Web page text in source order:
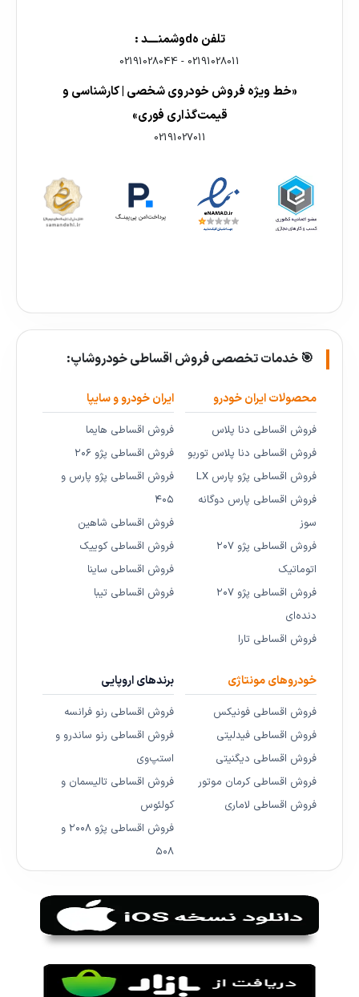
تلفن هdوشمنــــد :
02191028011
-
02191028044
«خط ویژه فروش خودروی شخصی | کارشناسی و
قیمت‌گذاری فوری»
02191027011
🎯 خدمات تخصصی فروش اقساطی خودروشاپ:
محصولات ایران خودرو
فروش اقساطی دنا پلاس
فروش اقساطی دنا پلاس توربو
فروش اقساطی پژو پارس LX
فروش اقساطی پارس دوگانه
سوز
فروش اقساطی پژو ۲۰۷
اتوماتیک
فروش اقساطی پژو ۲۰۷
دنده‌ای
فروش اقساطی تارا
ایران خودرو و سایپا
فروش اقساطی هایما
فروش اقساطی پژو ۲۰۶
فروش اقساطی پژو پارس و
۴۰۵
فروش اقساطی شاهین
فروش اقساطی کوییک
فروش اقساطی ساینا
فروش اقساطی تیبا
خودروهای مونتاژی
فروش اقساطی فونیکس
فروش اقساطی فیدلیتی
فروش اقساطی دیگنیتی
فروش اقساطی کرمان موتور
فروش اقساطی لاماری
برندهای اروپایی
فروش اقساطی رنو فرانسه
فروش اقساطی رنو ساندرو و
استپ‌وی
فروش اقساطی تالیسمان و
کولئوس
فروش اقساطی پژو ۲۰۰۸ و
۵۰۸